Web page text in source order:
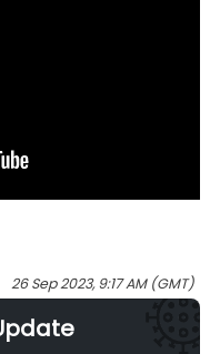
26 Sep 2023, 9:17 AM (GMT)